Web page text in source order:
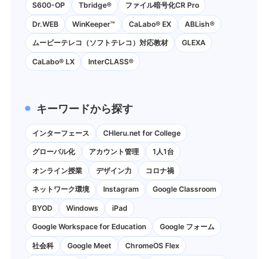
S600-OP Tbridge® ファイル暗号化CR Pro
Dr.WEB WinKeeper™ CaLabo® EX ABLish®
ムービーテレコ（ソフトテレコ）対応教材 GLEXA
CaLabo® LX InterCLASS®
キーワードから探す
インターフェース CHIeru.net for College
グローバル化 アカウント管理 1人1台
オンライン授業 デザイン力 コロナ禍
ネットワーク環境 Instagram Google Classroom
BYOD Windows iPad
Google Workspace for Education Google フォーム
社会科 Google Meet ChromeOS Flex